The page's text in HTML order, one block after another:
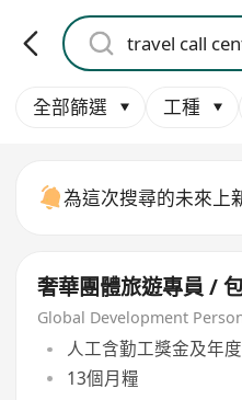
全部篩選 工種
為這次搜尋的未來上
奢華
Global Development
人工含勤工獎金及年
13個月糧